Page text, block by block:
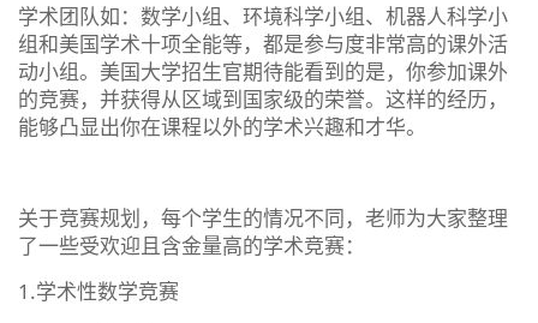
学术团队如：数学小组、环境科学小组、机器人科学小
组和美国学术十项全能等，都是参与度非常高的课外活
动小组。美国大学招生官期待能看到的是，你参加课外
的竞赛，并获得从区域到国家级的荣誉。这样的经历，
能够凸显出你在课程以外的学术兴趣和才华。
关于竞赛规划，每个学生的情况不同，老师为大家整理
了一些受欢迎且含金量高的学术竞赛：
1.学术性数学竞赛